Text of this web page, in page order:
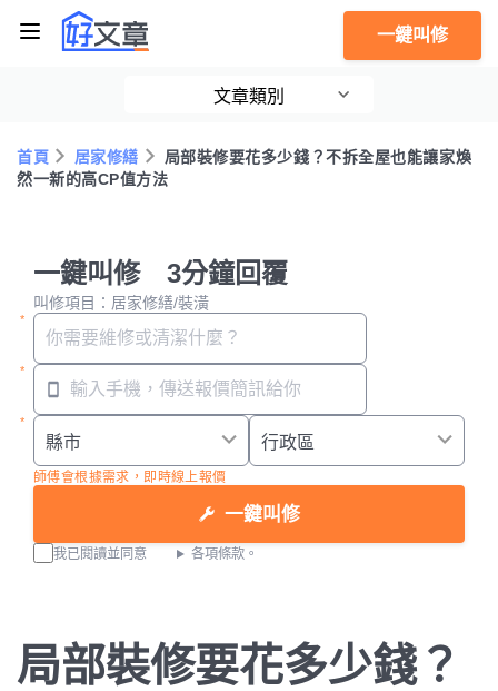
一鍵叫修
文章類別
首頁 居家修繕
局部裝修要花多少錢？不拆全屋也能讓家煥
然一新的高CP值方法
一鍵叫修 3分鐘回覆
叫修項目：居家修繕/裝潢
師傅會根據需求，即時線上報價
一鍵叫修
我已閱讀並同意 各項條款。
局部裝修要花多少錢？